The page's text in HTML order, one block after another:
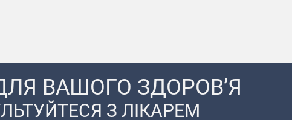
ВАШОГО ЗДОРОВ’Я
З ЛІКАРЕМ